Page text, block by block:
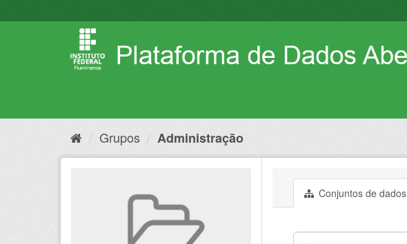
para
Grupos Administração
Conjuntos de dados